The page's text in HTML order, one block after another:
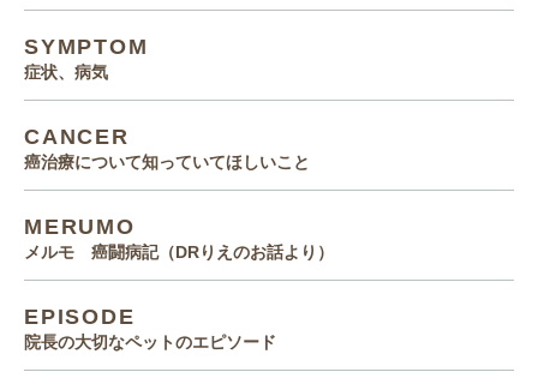
SYMPTOM
症状、病気
CANCER
癌治療について知っていてほしいこと
MERUMO
メルモ 癌闘病記（DRりえのお話より）
EPISODE
院長の大切なペットのエピソード